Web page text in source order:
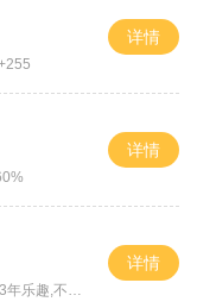
详情
详情
,不搞花里胡
详情